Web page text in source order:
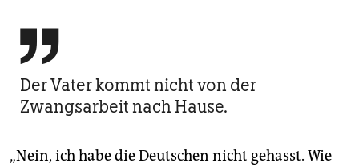

Der Vater kommt nicht von der
Zwangsarbeit nach Hause.
„Nein, ich habe die Deutschen nicht gehasst. Wie